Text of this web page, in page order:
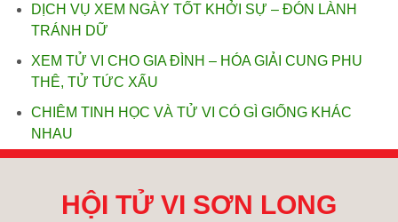
DỊCH VỤ XEM NGÀY TỐT KHỞI SỰ – ĐÓN LÀNH
TRÁNH DỮ
XEM TỬ VI CHO GIA ĐÌNH – HÓA GIẢI CUNG PHU
THÊ, TỬ TỨC XẤU
CHIÊM TINH HỌC VÀ TỬ VI CÓ GÌ GIỐNG KHÁC
NHAU
HỘI TỬ VI SƠN LONG